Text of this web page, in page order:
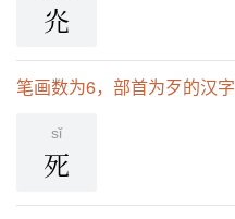
灮
笔画数为6，部首为歹的汉字
sǐ
死